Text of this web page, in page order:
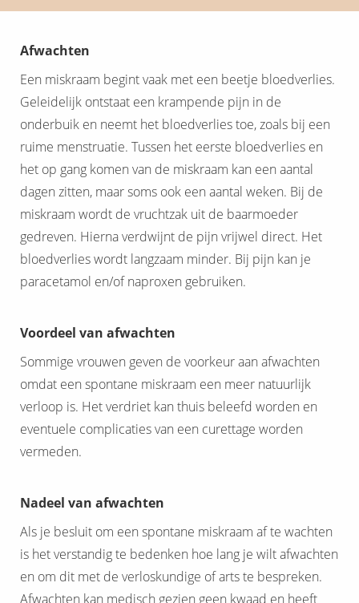
Afwachten
Een miskraam begint vaak met een beetje bloedverlies.
Geleidelijk ontstaat een krampende pijn in de
onderbuik en neemt het bloedverlies toe, zoals bij een
ruime menstruatie. Tussen het eerste bloedverlies en
het op gang komen van de miskraam kan een aantal
dagen zitten, maar soms ook een aantal weken. Bij de
miskraam wordt de vruchtzak uit de baarmoeder
gedreven. Hierna verdwijnt de pijn vrijwel direct. Het
bloedverlies wordt langzaam minder. Bij pijn kan je
paracetamol en/of naproxen gebruiken.
Voordeel van afwachten
Sommige vrouwen geven de voorkeur aan afwachten
omdat een spontane miskraam een meer natuurlijk
verloop is. Het verdriet kan thuis beleefd worden en
eventuele complicaties van een curettage worden
vermeden.
Nadeel van afwachten
Als je besluit om een spontane miskraam af te wachten
is het verstandig te bedenken hoe lang je wilt afwachten
en om dit met de verloskundige of arts te bespreken.
Afwachten kan medisch gezien geen kwaad en heeft